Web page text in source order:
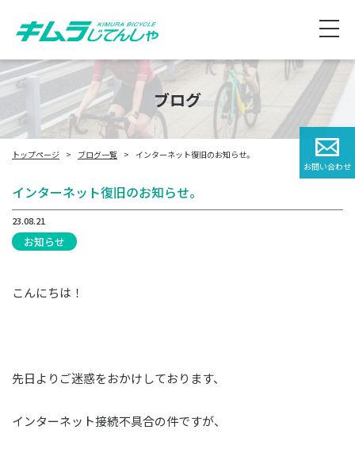
ブログ
トップページ ブログ一覧 インターネット復旧のお知らせ。
インターネット復旧のお知らせ。
23.08.21
お知らせ
こんにちは！
先日よりご迷惑をおかけしております、
インターネット接続不具合の件ですが、
お問い合わせ